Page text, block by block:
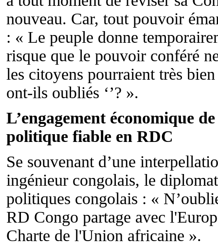
nouveau. Car, tout pouvoir
: « Le peuple donne
risque que le pouvoir conféré
les citoyens pourraient très
ont-ils oubliés ‘’? ».
L’engagement économique
politique fiable en RDC
Se souvenant d’une
ingénieur congolais, le
politiques congolais : «
RD Congo partage avec
Charte de l'Union africaine ».